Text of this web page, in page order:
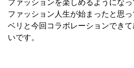
ファッションを楽しめるようにな
ファッション人生が始まったと思
ベリと今回コラボレーションでき
いです。